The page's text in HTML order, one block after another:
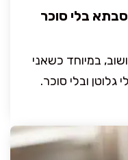
בלי סוכר
במיוחד כשאני
ובלי סוכר.